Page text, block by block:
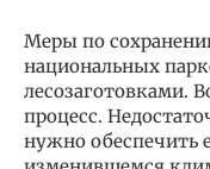
Меры по
национальных
лесозаготовками.
процесс.
нужно обеспечить